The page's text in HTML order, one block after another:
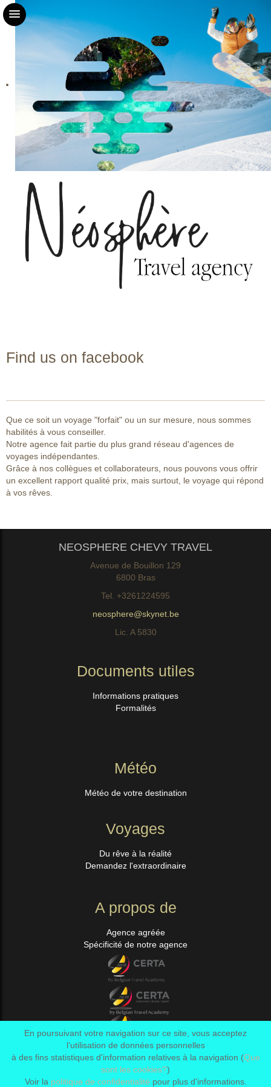
Accueil
Notre équipe
Contact
LuxairTours
Nos voyages accompagnés
Confidentialité
Find us on facebook
Que ce soit un voyage "forfait" ou un sur mesure, nous sommes
habilités à vous conseiller.
Notre agence fait partie du plus grand réseau d'agences de
voyages indépendantes.
Grâce à nos collègues et collaborateurs, nous pouvons vous offrir
un excellent rapport qualité prix, mais surtout, le voyage qui répond
à vos rêves.
NEOSPHERE CHEVY TRAVEL
Avenue de Bouillon 129
6800 Bras
Tel. +3261224595
neosphere@skynet.be
Lic. A 5830
Documents utiles
Informations pratiques
Formalités
Météo
Météo de votre destination
Voyages
Du rêve à la réalité
Demandez l'extraordinaire
A propos de
Agence agréée
Spécificité de notre agence
Login
En poursuivant votre navigation sur ce site, vous acceptez
l’utilisation de données personnelles
à des fins statistiques d'information relatives à la navigation (Que
sont les cookies?)
Voir la politique de confidentialité pour plus d'informations.